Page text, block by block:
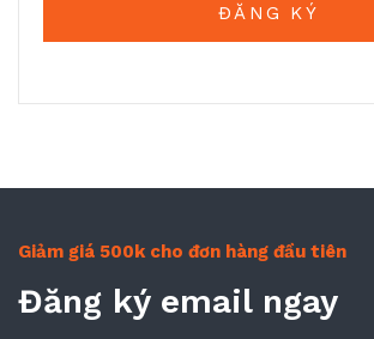
ĐĂNG KÝ
Giảm giá 500k cho đơn hàng đầu tiên
Đăng ký email ngay